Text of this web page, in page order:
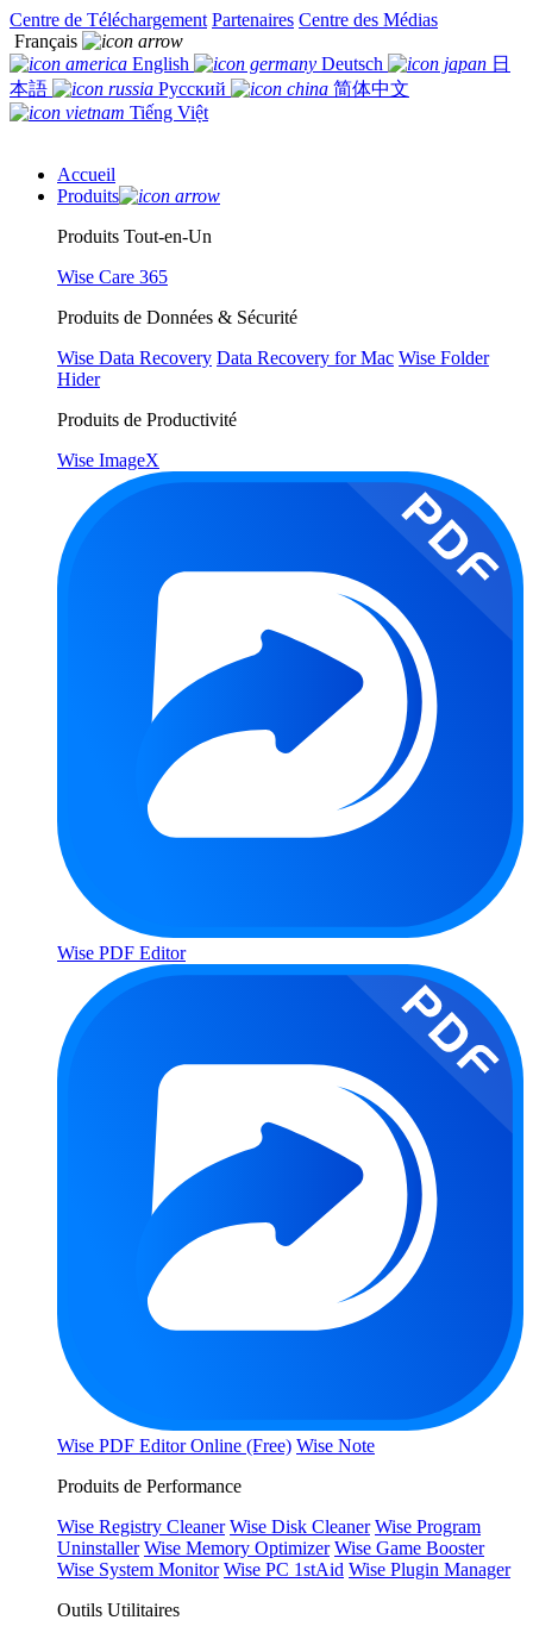
Centre de Téléchargement Partenaires Centre des Médias
Français
English
Deutsch
日
本語
Русский
简体中文
Tiếng Việt
Accueil
Produits
Produits Tout-en-Un
Wise Care 365
Produits de Données & Sécurité
Wise Data Recovery Data Recovery for Mac Wise Folder
Hider
Produits de Productivité
Wise ImageX
Wise PDF Editor
Wise PDF Editor Online (Free) Wise Note
Produits de Performance
Wise Registry Cleaner Wise Disk Cleaner Wise Program
Uninstaller Wise Memory Optimizer Wise Game Booster
Wise System Monitor Wise PC 1stAid Wise Plugin Manager
Outils Utilitaires